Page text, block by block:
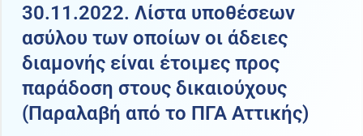
30.11.2022. Λίστα υποθέσεων
ασύλου των οποίων οι άδειες
διαμονής είναι έτοιμες προς
παράδοση στους δικαιούχους
(Παραλαβή από το ΠΓΑ Αττικής)